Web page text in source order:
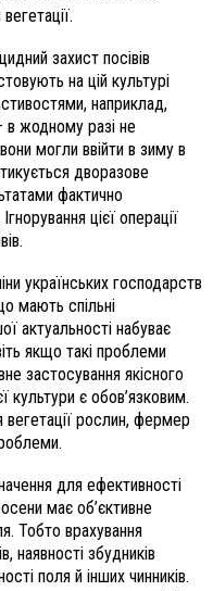
захист посівів
на цій культурі
наприклад,
в жодному разі не
могли ввійти в зиму в
дворазове
фактично
цієї операції
українських господарств
мають спільні
актуальності набуває
якщо такі проблеми
застосування якісного
культури є обов’язковим.
вегетації рослин, фермер
для ефективності
має об’єктивне
Тобто врахування
наявності збудників
поля й інших чинників.